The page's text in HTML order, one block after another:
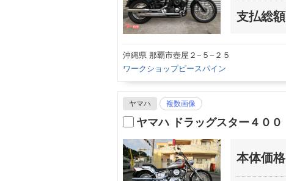
支払総額
沖縄県 那覇市壺屋２−５−２５
ワークショップピースパイン
ヤマハ 複数画像
ヤマハ ドラッグスター４００
本体価格